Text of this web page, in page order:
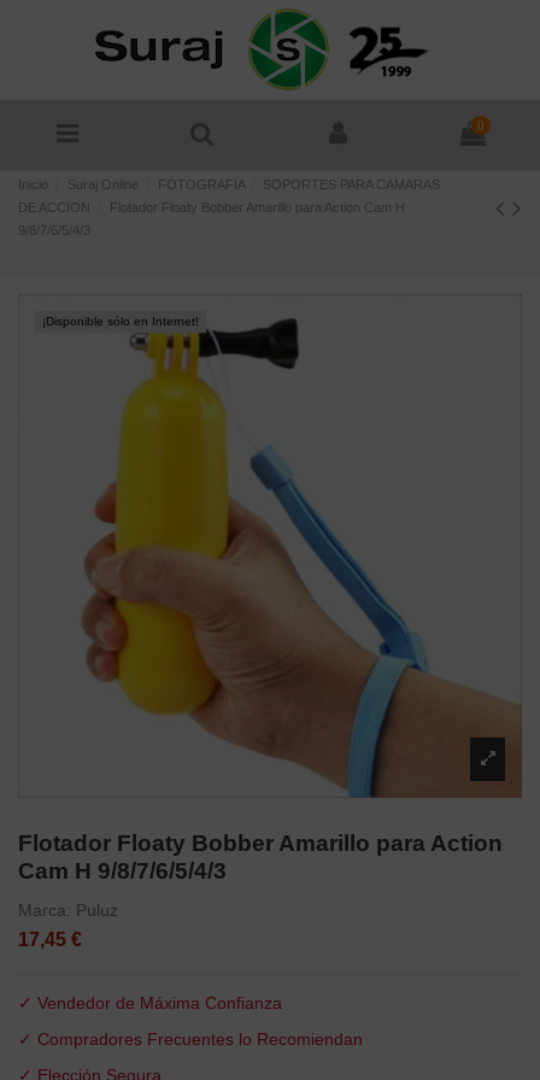
0
Inicio Suraj Online FOTOGRAFIA
SOPORTES PARA CAMARAS
DE ACCION
Flotador Floaty Bobber Amarillo para Action Cam H
9/8/7/6/5/4/3
¡Disponible sólo en Internet!
Flotador Floaty Bobber Amarillo para Action
Cam H 9/8/7/6/5/4/3
Marca: Puluz
17,45 €
✓ Vendedor de Máxima Confianza
✓ Compradores Frecuentes lo Recomiendan
✓ Elección Segura